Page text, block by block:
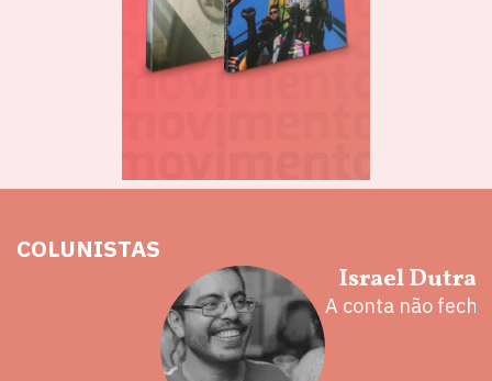
COLUNISTAS
Israel Dutra
A conta não fecha